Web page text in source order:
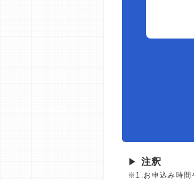
▶ 注釈
※1.お申込み時間